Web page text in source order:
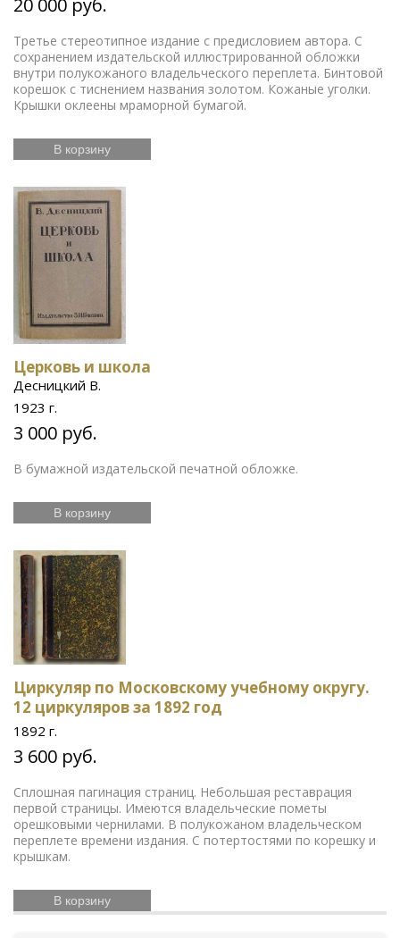
20 000 руб.
Третье стереотипное издание с предисловием автора. С
сохранением издательской иллюстрированной обложки
внутри полукожаного владельческого переплета. Бинтовой
корешок с тиснением названия золотом. Кожаные уголки.
Крышки оклеены мраморной бумагой.
В корзину
Церковь и школа
Десницкий В.
1923 г.
3 000 руб.
В бумажной издательской печатной обложке.
В корзину
Циркуляр по Московскому учебному округу.
12 циркуляров за 1892 год
1892 г.
3 600 руб.
Сплошная пагинация страниц. Небольшая реставрация
первой страницы. Имеются владельческие пометы
орешковыми чернилами. В полукожаном владельческом
переплете времени издания. С потертостями по корешку и
крышкам.
В корзину